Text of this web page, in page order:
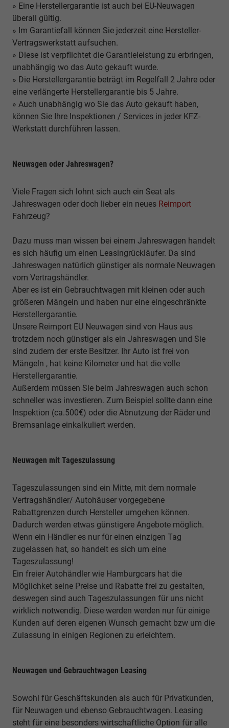
» Eine Herstellergarantie ist auch bei EU-Neuwagen
überall gültig.
» Im Garantiefall können Sie jederzeit eine Hersteller-
Vertragswerkstatt aufsuchen.
» Diese ist verpflichtet die Garantieleistung zu erbringen,
unabhängig wo das Auto gekauft wurde.
» Die Herstellergarantie beträgt im Regelfall 2 Jahre oder
eine verlängerte Herstellergarantie bis 5 Jahre.
» Auch unabhängig wo Sie das Auto gekauft haben,
können Sie Ihre Inspektionen / Services in jeder KFZ-
Werkstatt durchführen lassen.
Neuwagen oder Jahreswagen?
Viele Fragen sich lohnt sich auch ein Seat als
Jahreswagen oder doch lieber ein neues Reimport
Fahrzeug?
Dazu muss man wissen bei einem Jahreswagen handelt
es sich häufig um einen Leasingrückläufer. Da sind
Jahreswagen natürlich günstiger als normale Neuwagen
vom Vertragshändler.
Aber es ist ein Gebrauchtwagen mit kleinen oder auch
größeren Mängeln und haben nur eine eingeschränkte
Herstellergarantie.
Unsere Reimport EU Neuwagen sind von Haus aus
trotzdem noch günstiger als ein Jahreswagen und Sie
sind zudem der erste Besitzer. Ihr Auto ist frei von
Mängeln , hat keine Kilometer und hat die volle
Herstellergarantie.
Außerdem müssen Sie beim Jahreswagen auch schon
schneller was investieren. Zum Beispiel sollte dann eine
Inspektion (ca.500€) oder die Abnutzung der Räder und
Bremsanlage einkalkuliert werden.
Neuwagen mit Tageszulassung
Tageszulassungen sind ein Mitte, mit dem normale
Vertragshändler/ Autohäuser vorgegebene
Rabattgrenzen durch Hersteller umgehen können.
Dadurch werden etwas günstigere Angebote möglich.
Wenn ein Händler es nur für einen einzigen Tag
zugelassen hat, so handelt es sich um eine
Tageszulassung!
Ein freier Autohändler wie Hamburgcars hat die
Möglichket seine Preise und Rabatte frei zu gestalten,
deswegen sind auch Tageszulassungen für uns nicht
wirklich notwendig. Diese werden werden nur für einige
Kunden auf deren eigenen Wunsch gemacht bzw um die
Zulassung in einigen Regionen zu erleichtern.
Neuwagen und Gebrauchtwagen Leasing
Sowohl für Geschäftskunden als auch für Privatkunden,
für Neuwagen und ebenso Gebrauchtwagen. Leasing
steht für eine besonders wirtschaftliche Option für alle